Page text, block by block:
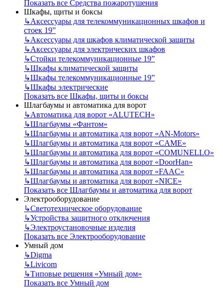
Показать все Средства пожаротушения
Шкафы, щиты и боксы
↳Аксессуары для телекоммуникационных шкафов и
стоек 19”
↳Аксессуары для шкафов климатической защиты
↳Аксессуары для электрических шкафов
↳Стойки телекоммуникационные 19”
↳Шкафы климатической защиты
↳Шкафы телекоммуникационные 19”
↳Шкафы электрические
Показать все Шкафы, щиты и боксы
Шлагбаумы и автоматика для ворот
↳Автоматика для ворот «ALUTECH»
↳Шлагбаумы «Фантом»
↳Шлагбаумы и автоматика для ворот «AN-Motors»
↳Шлагбаумы и автоматика для ворот «CAME»
↳Шлагбаумы и автоматика для ворот «COMUNELLO»
↳Шлагбаумы и автоматика для ворот «DoorHan»
↳Шлагбаумы и автоматика для ворот «FAAC»
↳Шлагбаумы и автоматика для ворот «NICE»
Показать все Шлагбаумы и автоматика для ворот
Электрооборудование
↳Светотехническое оборудование
↳Устройства защитного отключения
↳Электроустановочные изделия
Показать все Электрооборудование
Умный дом
↳Digma
↳Livicom
↳Типовые решения «Умный дом»
Показать все Умный дом